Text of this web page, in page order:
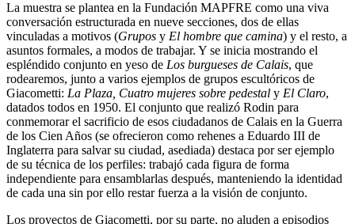
La muestra se plantea en la Fundación MAPFRE como una viva
conversación estructurada en nueve secciones, dos de ellas
vinculadas a motivos (Grupos y El hombre que camina) y el resto, a
asuntos formales, a modos de trabajar. Y se inicia mostrando el
espléndido conjunto en yeso de Los burgueses de Calais, que
rodearemos, junto a varios ejemplos de grupos escultóricos de
Giacometti: La Plaza, Cuatro mujeres sobre pedestal y El Claro,
datados todos en 1950. El conjunto que realizó Rodin para
conmemorar el sacrificio de esos ciudadanos de Calais en la Guerra
de los Cien Años (se ofrecieron como rehenes a Eduardo III de
Inglaterra para salvar su ciudad, asediada) destaca por ser ejemplo
de su técnica de los perfiles: trabajó cada figura de forma
independiente para ensamblarlas después, manteniendo la identidad
de cada una sin por ello restar fuerza a la visión de conjunto.
Los proyectos de Giacometti, por su parte, no aluden a episodios